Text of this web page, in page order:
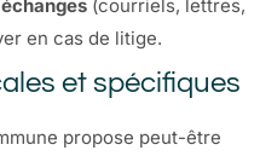
(courriels, lettres,
en cas de litige.
et spécifiques
propose peut-être